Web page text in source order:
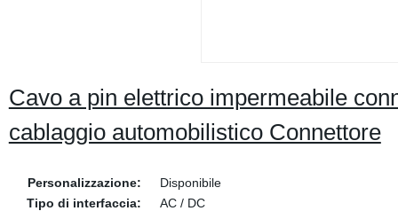
Cavo a pin elettrico impermeabile
cablaggio automobilistico Connettore
Personalizzazione:
Disponibile
Tipo di interfaccia:
AC / DC